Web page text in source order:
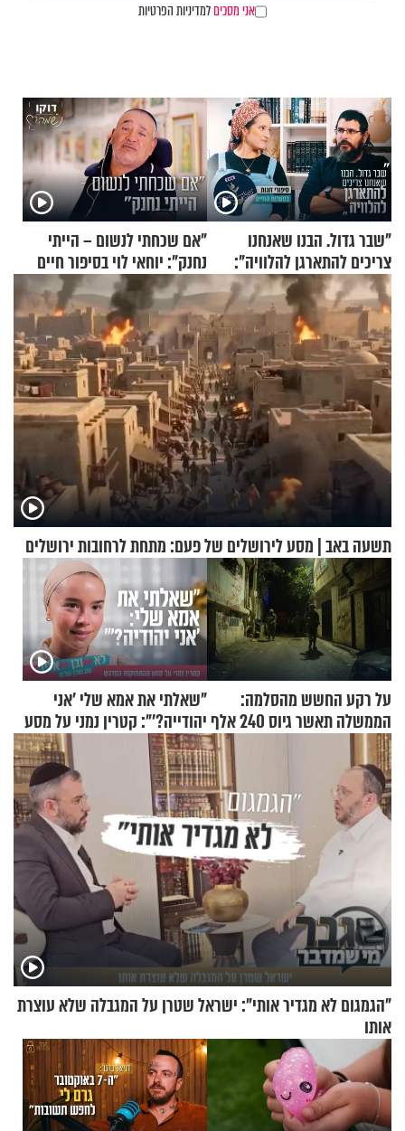
אני מסכיםלמדיניות הפרטיות
"שבר גדול. הבנו שאנחנו
צריכים להתארגן להלוויה":
זוגיות במבחן, הפעם עם מרים
וגד דנינו
"אם שכחתי לנשום – הייתי
נחנק": יוחאי לוי בסיפור חיים
מעורר השראה
תשעה באב | מסע לירושלים של פעם: מתחת לרחובות ירושלים
על רקע החשש מהסלמה:
הממשלה תאשר גיוס 240 אלף
אנשי מילואים
"שאלתי את אמא שלי 'אני
יהודייה?'": קטרין נמני על מסע
ההתחזקות המרגש
"הגמגום לא מגדיר אותי": ישראל שטרן על המגבלה שלא עוצרת
אותו